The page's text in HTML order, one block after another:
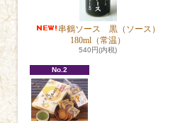
串鶴ソース 黒（ソース）
180ml（常温）
540円(内税)
No.2